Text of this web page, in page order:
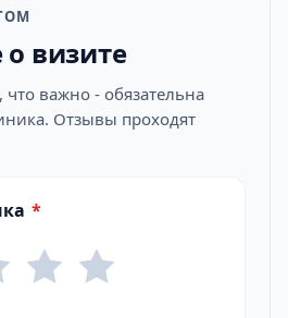
о визите
что важно - обязательна
Отзывы проходят
*